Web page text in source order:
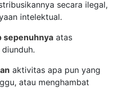
secara ilegal,
intelektual.
sepenuhnya atas
aktivitas apa pun yang
atau menghambat